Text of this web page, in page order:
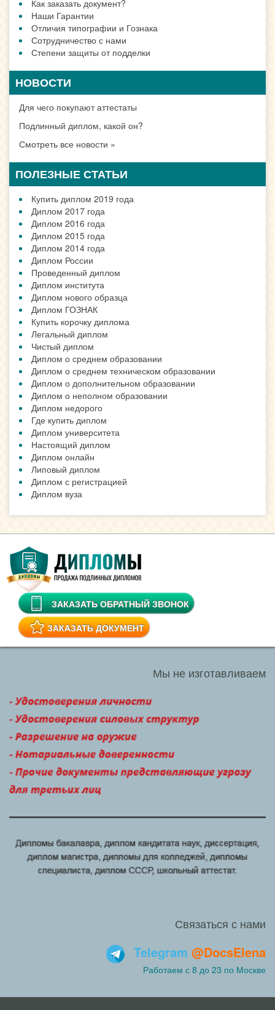
Как заказать документ?
Наши Гарантии
Отличия типографии и Гознака
Сотрудничество с нами
Степени защиты от подделки
НОВОСТИ
Для чего покупают аттестаты
Подлинный диплом, какой он?
Смотреть все новости »
ПОЛЕЗНЫЕ СТАТЬИ
Купить диплом 2019 года
Диплом 2017 года
Диплом 2016 года
Диплом 2015 года
Диплом 2014 года
Диплом России
Проведенный диплом
Диплом института
Диплом нового образца
Диплом ГОЗНАК
Купить корочку диплома
Легальный диплом
Чистый диплом
Диплом о среднем образовании
Диплом о среднем техническом образовании
Диплом о дополнительном образовании
Диплом о неполном образовании
Диплом недорого
Где купить диплом
Диплом университета
Настоящий диплом
Диплом онлайн
Липовый диплом
Диплом с регистрацией
Диплом вуза
ЗАКАЗАТЬ ОБРАТНЫЙ ЗВОНОК
ЗАКАЗАТЬ ДОКУМЕНТ
Мы не изготавливаем
Связаться с нами
Telegram @DocsElena
Работаем с 8 до 23 по Москве